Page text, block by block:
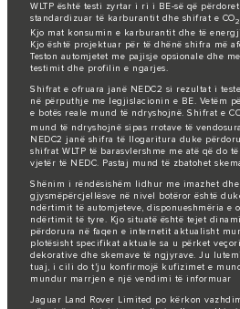
WLTP është testi zyrtar i ri i BE-së që
standardizuar të karburantit dhe shifrat e CO2
Kjo mat konsumin e karburantit dhe të
Kjo është projektuar për të dhënë shifra më
Teston automjetet me pajisje opsionale dhe
testimit dhe profilin e ngarjes.
Shifrat e ofruara janë NEDC2 si rezultat i
në përputhje me legjislacionin e BE. Vetëm
e botës reale mund të ndryshojnë. Shifrat e
mund të ndryshojnë sipas rrotave të
NEDC2 janë shifra të llogaritura duke
shifrat WLTP të barasvlershme me atë që do
vjetër të NEDC. Pastaj mund të zbatohet
Shënim i rëndësishëm lidhur me imazhet
gjysmëpërcjellësve në nivel botëror është
ndërtimit të automjeteve, disponueshmëria e
ndërtimit të tyre. Kjo situatë është tejet
përdorura në faqen e internetit aktualisht
plotësisht specifikat aktuale sa u përket
dekorative dhe skemave të ngjyrave. Ju
tuaj, i cili do t'ju konfirmojë kufizimet e
mundur marrjen e një vendimi të informuar
Jaguar Land Rover Limited po kërkon